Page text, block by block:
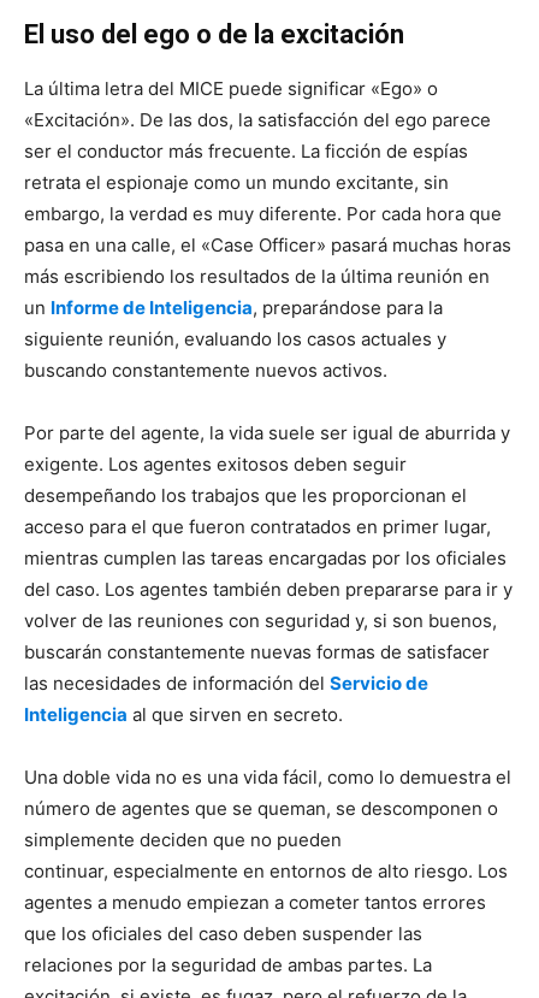
El uso del ego o de la excitación
La última letra del MICE puede significar «Ego» o
«Excitación». De las dos, la satisfacción del ego parece
ser el conductor más frecuente. La ficción de espías
retrata el espionaje como un mundo excitante, sin
embargo, la verdad es muy diferente. Por cada hora que
pasa en una calle, el «Case Officer» pasará muchas horas
más escribiendo los resultados de la última reunión en
un Informe de Inteligencia, preparándose para la
siguiente reunión, evaluando los casos actuales y
buscando constantemente nuevos activos.
Por parte del agente, la vida suele ser igual de aburrida y
exigente. Los agentes exitosos deben seguir
desempeñando los trabajos que les proporcionan el
acceso para el que fueron contratados en primer lugar,
mientras cumplen las tareas encargadas por los oficiales
del caso. Los agentes también deben prepararse para ir y
volver de las reuniones con seguridad y, si son buenos,
buscarán constantemente nuevas formas de satisfacer
las necesidades de información del Servicio de
Inteligencia al que sirven en secreto.
Una doble vida no es una vida fácil, como lo demuestra el
número de agentes que se queman, se descomponen o
simplemente deciden que no pueden
continuar, especialmente en entornos de alto riesgo. Los
agentes a menudo empiezan a cometer tantos errores
que los oficiales del caso deben suspender las
relaciones por la seguridad de ambas partes. La